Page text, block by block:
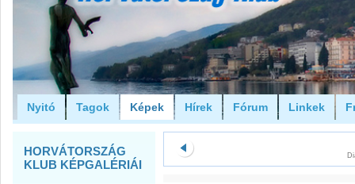
Nyitó Tagok Képek Hírek Fórum Linkek
HORVÁTORSZÁG
KLUB KÉPGALÉRIÁI